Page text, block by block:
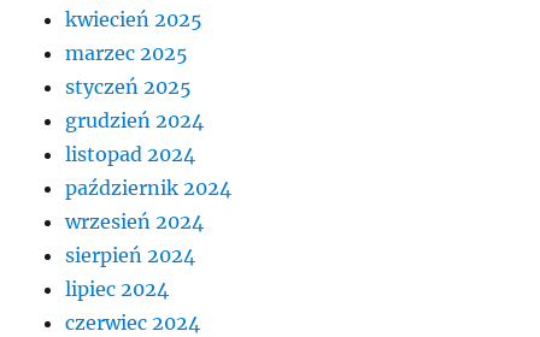
kwiecień 2025
marzec 2025
styczeń 2025
grudzień 2024
listopad 2024
październik 2024
wrzesień 2024
sierpień 2024
lipiec 2024
czerwiec 2024